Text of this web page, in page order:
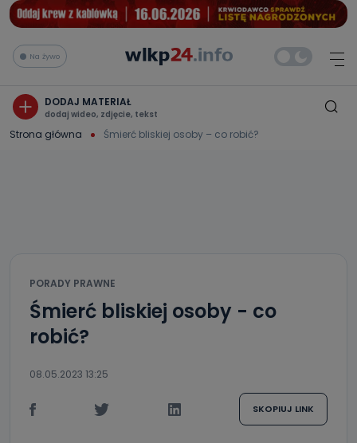
Na żywo
DODAJ MATERIAŁ
dodaj wideo, zdjęcie, tekst
Strona główna Śmierć bliskiej osoby – co robić?
PORADY PRAWNE
Śmierć bliskiej osoby - co
robić?
08.05.2023 13:25
SKOPIUJ LINK